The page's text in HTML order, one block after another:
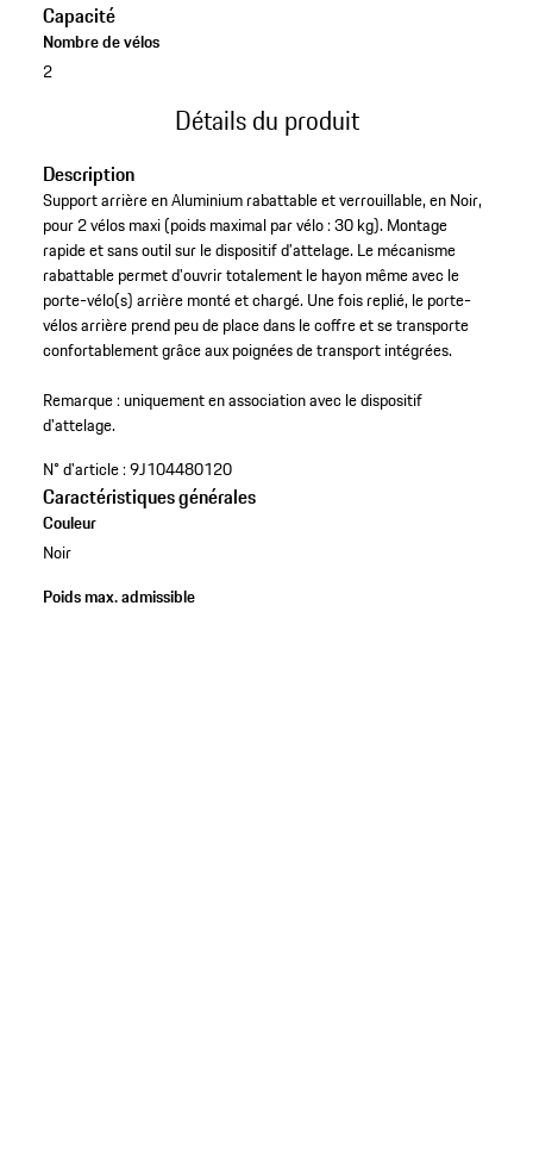
Capacité
Nombre de vélos
2
Détails du produit
Description
Support arrière en Aluminium rabattable et verrouillable, en Noir,
pour 2 vélos maxi (poids maximal par vélo : 30 kg). Montage
rapide et sans outil sur le dispositif d’attelage. Le mécanisme
rabattable permet d'ouvrir totalement le hayon même avec le
porte-vélo(s) arrière monté et chargé. Une fois replié, le porte-
vélos arrière prend peu de place dans le coffre et se transporte
confortablement grâce aux poignées de transport intégrées.
Remarque : uniquement en association avec le dispositif
d'attelage.
N° d'article :9J104480120
Caractéristiques générales
Couleur
Noir
Poids max. admissible